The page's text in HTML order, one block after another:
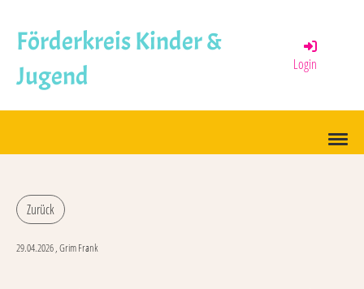
Förderkreis Kinder &
Jugend
Login
Zurück
29.04.2026, Grim Frank